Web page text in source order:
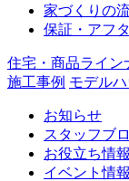
家づくりの
保証・アフ
住宅・商品ライン
施工事例 モデル
お知らせ
スタッフブ
お役立ち情報
イベント情報